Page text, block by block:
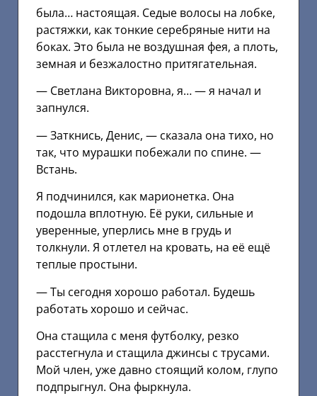
была… настоящая. Седые волосы на лобке,
растяжки, как тонкие серебряные нити на
боках. Это была не воздушная фея, а плоть,
земная и безжалостно притягательная.
— Светлана Викторовна, я… — я начал и
запнулся.
— Заткнись, Денис, — сказала она тихо, но
так, что мурашки побежали по спине. —
Встань.
Я подчинился, как марионетка. Она
подошла вплотную. Её руки, сильные и
уверенные, уперлись мне в грудь и
толкнули. Я отлетел на кровать, на её ещё
теплые простыни.
— Ты сегодня хорошо работал. Будешь
работать хорошо и сейчас.
Она стащила с меня футболку, резко
расстегнула и стащила джинсы с трусами.
Мой член, уже давно стоящий колом, глупо
подпрыгнул. Она фыркнула.